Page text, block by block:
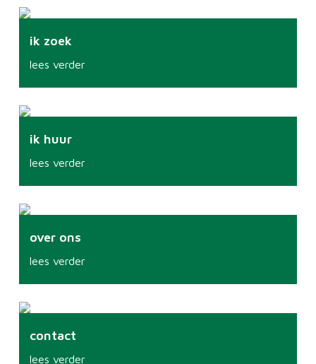
ik zoek
lees verder
ik huur
lees verder
over ons
lees verder
contact
lees verder